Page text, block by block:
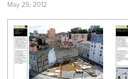
May 25, 2012